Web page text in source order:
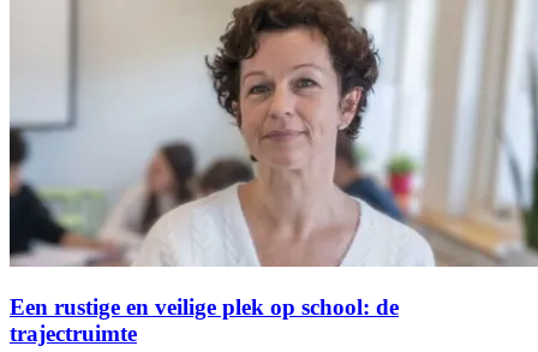
Een rustige en veilige plek op school: de
trajectruimte